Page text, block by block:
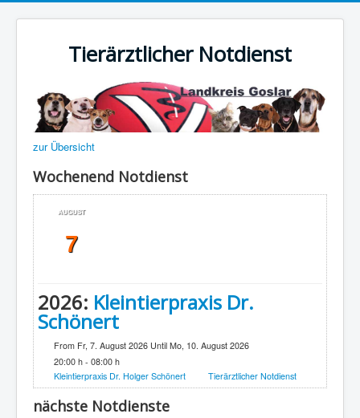
Tierärztlicher Notdienst
zur Übersicht
Wochenend Notdienst
AUGUST
7
2026: Kleintierpraxis Dr.
Schönert
From Fr, 7. August 2026 Until Mo, 10. August 2026
20:00 h - 08:00 h
Kleintierpraxis Dr. Holger Schönert
Tierärztlicher Notdienst
nächste Notdienste